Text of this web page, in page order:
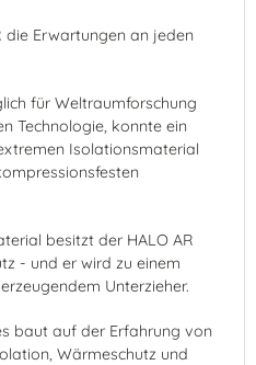
die Erwartungen an jeden
für Weltraumforschung
Technologie, konnte ein
Isolationsmaterial
besitzt der HALO AR
- und er wird zu einem
Unterzieher.
baut auf der Erfahrung von
Wärmeschutz und